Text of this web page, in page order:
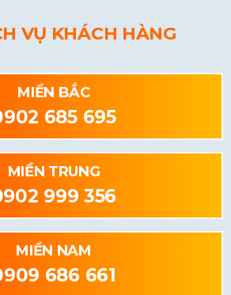
VỤ KHÁCH HÀNG
MIỀN BẮC
685 695
MIỀN TRUNG
999 356
MIỀN NAM
686 661